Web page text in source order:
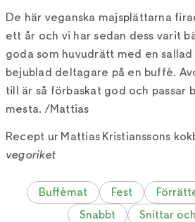
De här veganska majsplättarna
ett år och vi har sedan dess varit
goda som huvudrätt med en
bejublad deltagare på en buffé.
till är så förbaskat god och passar
mesta. /Mattias
Recept ur Mattias Kristianssons
vegoriket
Buffémat Fest
Snabbt
Snittar